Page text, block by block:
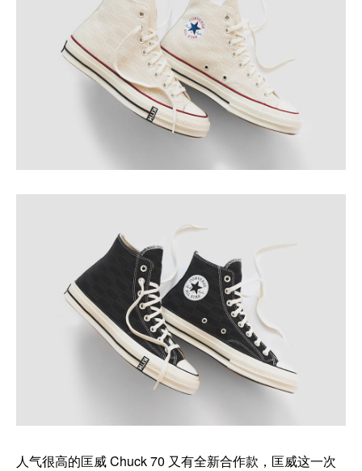
人气很高的匡威 Chuck 70 又有全新合作款，匡威这一次